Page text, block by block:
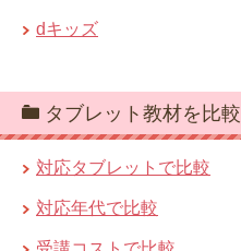
dキッズ
タブレット教材を比較
対応タブレットで比較
対応年代で比較